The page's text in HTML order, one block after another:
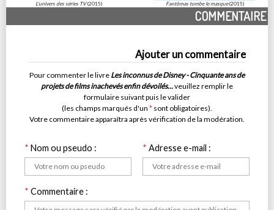
L'univers des séries TV(2015) Fantômas tombe le masque(2015)
COMMENTAIRE
Ajouter un commentaire
Pour commenter le livre Les inconnus de Disney - Cinquante ans de
projets de films inachevés enfin dévoilés...veuillez remplir le
formulaire suivant puis le valider
(les champs marqués d'un * sont obligatoires).
Votre commentaire apparaîtra après vérification de la modération.
* Nom ou pseudo : * Adresse e-mail :
* Commentaire :